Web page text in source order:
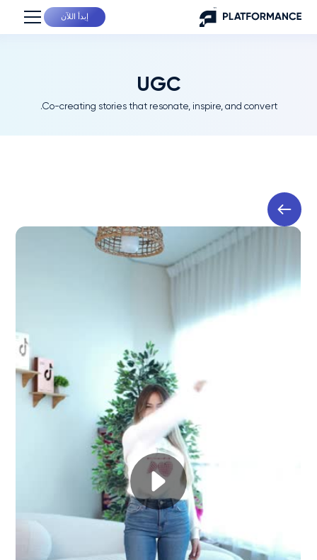
إبدأ اللآن
UGC
Co-creating stories that resonate, inspire, and convert.